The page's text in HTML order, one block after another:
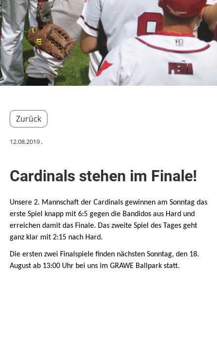
Zurück
12.08.2019,
Cardinals stehen im Finale!
Unsere 2. Mannschaft der Cardinals gewinnen am Sonntag das
erste Spiel knapp mit 6:5 gegen die Bandidos aus Hard und
erreichen damit das Finale. Das zweite Spiel des Tages geht
ganz klar mit 2:15 nach Hard.
Die ersten zwei Finalspiele finden nächsten Sonntag, den 18.
August ab 13:00 Uhr bei uns im GRAWE Ballpark statt.